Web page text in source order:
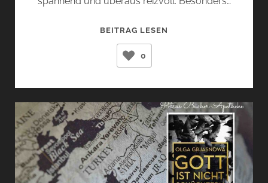
BEITRAG LESEN
DEM
LICHT
(DENIS
PFABE)
0